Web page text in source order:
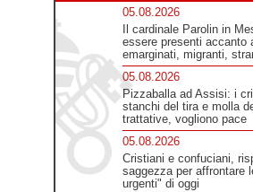
05.08.2026
Il cardinale Parolin in
essere presenti accanto
emarginati, migranti,
05.08.2026
Pizzaballa ad Assisi: i
stanchi del tira e molla
trattative, vogliono pace
05.08.2026
Cristiani e confuciani,
saggezza per affrontare
urgenti" di oggi